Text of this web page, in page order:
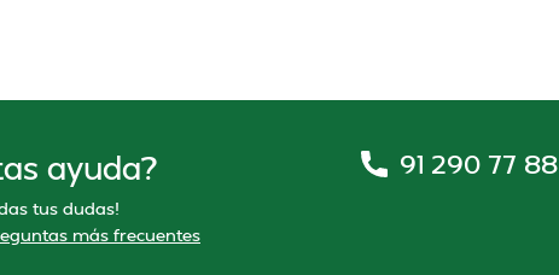
ayuda?
tus dudas!
más frecuentes
91 290 77 88